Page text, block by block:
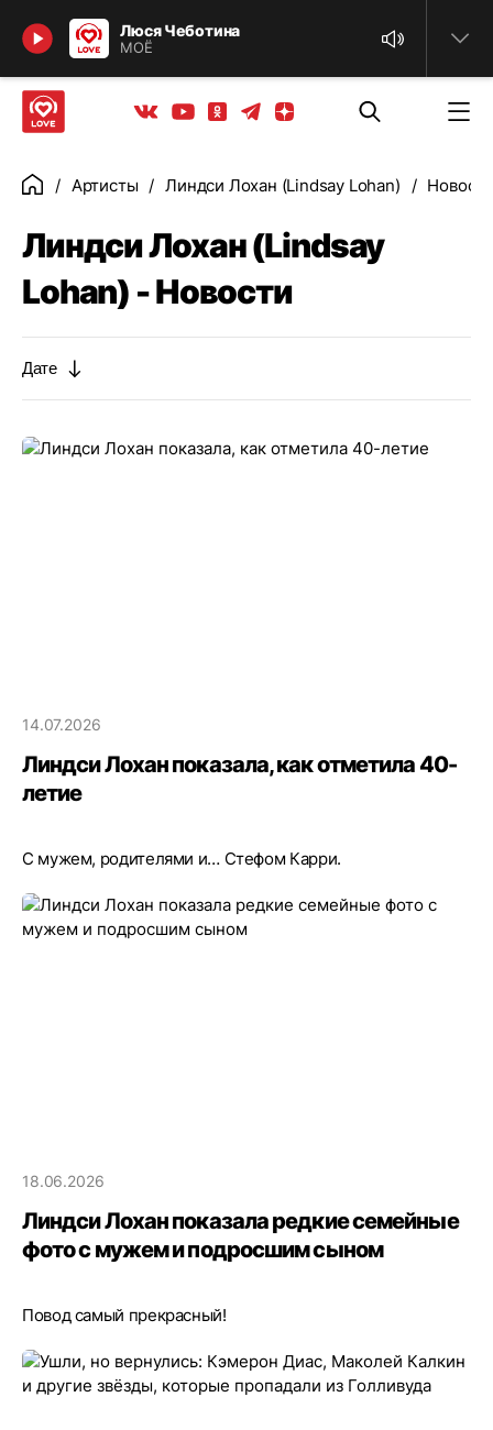
Люся Чеботина
МОЁ
Найти
Вконтакте
YoutubeОдноклассники
ТелеграмЯндекс дзен
ГлавнаяАртисты Линдси Лохан (Lindsay Lohan) Новости
Линдси Лохан (Lindsay
Lohan) - Новости
Дате
14.07.2026
Линдси Лохан показала, как отметила 40-
летие
С мужем, родителями и… Стефом Карри.
18.06.2026
Линдси Лохан показала редкие семейные
фото с мужем и подросшим сыном
Повод самый прекрасный!